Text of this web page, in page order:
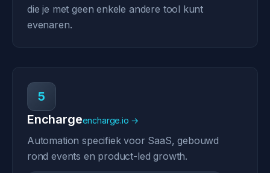
die je met geen enkele andere tool kunt
evenaren.
5
Enchargeencharge.io →
Automation specifiek voor SaaS, gebouwd
rond events en product-led growth.